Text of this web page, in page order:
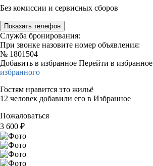
Без комиссии и сервисных сборов
Показать телефон
Служба бронирования:
При звонке назовите номер объявления:
№ 1801504
Добавить в избранное Перейти в избранное
избранного
Гостям нравится это жильё
12 человек добавили его в Избранное
Пожаловаться
3 600 ₽